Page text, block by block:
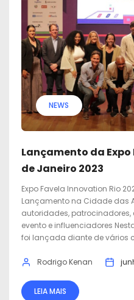
NEWS
Lançamento da
de Janeiro 2023
Expo Favela Innovation Rio
Lançamento na Cidade das
autoridades, patrocinadores,
evento e influenciadores
foi lançada diante de vários
Rodrigo Kenan
LEIA MAIS